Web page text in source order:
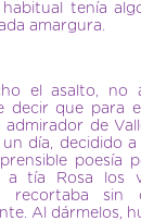
tenía
amargura.
el asalto, no
decir que para
de
día, decidido a
poesía
a tía Rosa los
recortaba sin
Al dármelos,